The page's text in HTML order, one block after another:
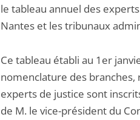
le tableau annuel des
Nantes et les tribunaux
Ce tableau établi au 1er
nomenclature des
experts de justice sont
de M. le vice-président du